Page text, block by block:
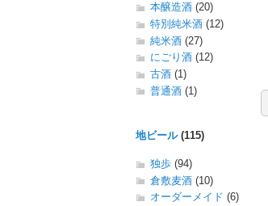
本醸造酒 (20)
特別純米酒 (12)
純米酒 (27)
にごり酒 (12)
古酒 (1)
普通酒 (1)
地ビール(115)
独歩 (94)
倉敷麦酒 (10)
オーダーメイド (6)